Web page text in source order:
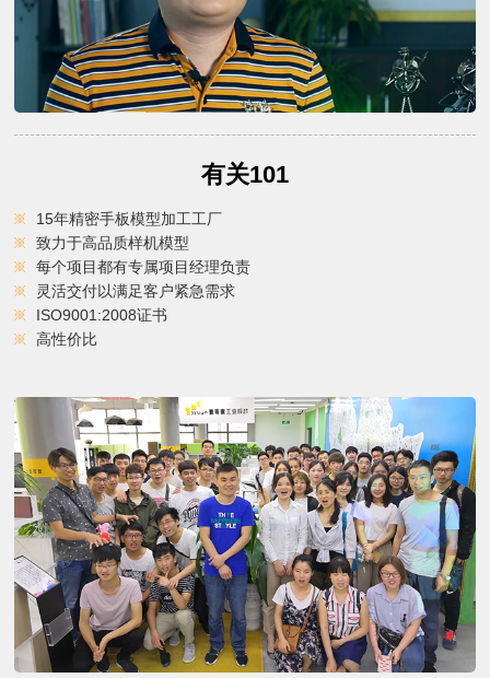
有关101
15年精密手板模型加工工厂
致力于高品质样机模型
每个项目都有专属项目经理负责
灵活交付以满足客户紧急需求
ISO9001:2008证书
高性价比